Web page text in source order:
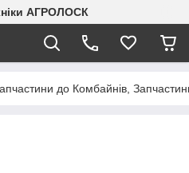
АГРОЛОСК
до Комбайнів,